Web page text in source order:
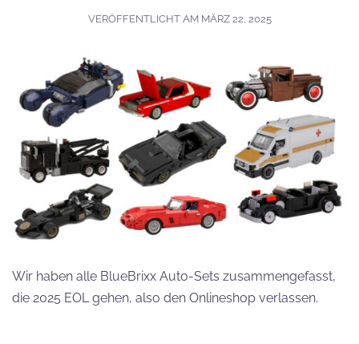
VERÖFFENTLICHT AM MÄRZ 22, 2025
Wir haben alle BlueBrixx Auto-Sets zusammengefasst,
die 2025 EOL gehen, also den Onlineshop verlassen.